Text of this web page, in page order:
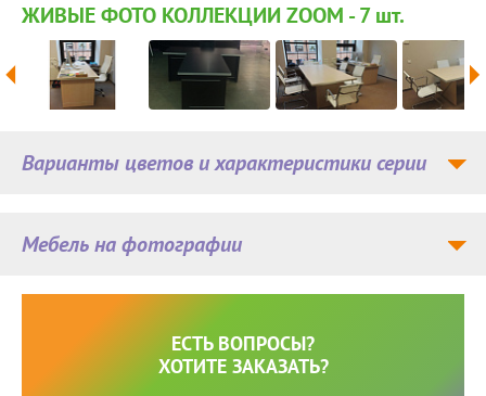
ЖИВЫЕ ФОТО КОЛЛЕКЦИИ ZOOM - 7шт.
Мебель на фотографии
Варианты цветов и характеристики серии
ЕСТЬ ВОПРОСЫ?
ХОТИТЕ ЗАКАЗАТЬ?